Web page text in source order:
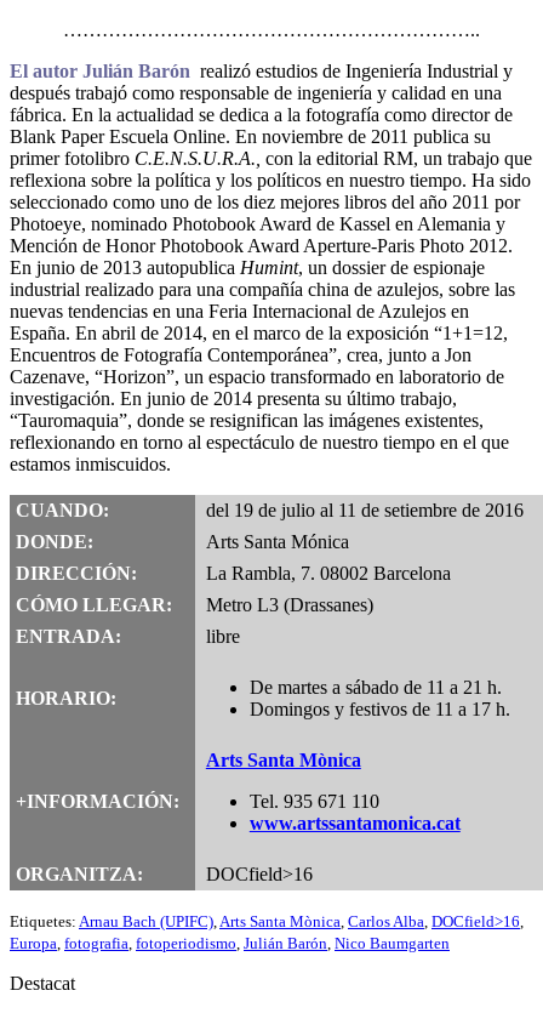
………………………………………………………..
El autor Julián Barón realizó estudios de Ingeniería Industrial y
después trabajó como responsable de ingeniería y calidad en una
fábrica. En la actualidad se dedica a la fotografía como director de
Blank Paper Escuela Online. En noviembre de 2011 publica su
primer fotolibro C.E.N.S.U.R.A., con la editorial RM, un trabajo que
reflexiona sobre la política y los políticos en nuestro tiempo. Ha sido
seleccionado como uno de los diez mejores libros del año 2011 por
Photoeye, nominado Photobook Award de Kassel en Alemania y
Mención de Honor Photobook Award Aperture-Paris Photo 2012.
En junio de 2013 autopublica Humint, un dossier de espionaje
industrial realizado para una compañía china de azulejos, sobre las
nuevas tendencias en una Feria Internacional de Azulejos en
España. En abril de 2014, en el marco de la exposición “1+1=12,
Encuentros de Fotografía Contemporánea”, crea, junto a Jon
Cazenave, “Horizon”, un espacio transformado en laboratorio de
investigación. En junio de 2014 presenta su último trabajo,
“Tauromaquia”, donde se resignifican las imágenes existentes,
reflexionando en torno al espectáculo de nuestro tiempo en el que
estamos inmiscuidos.
CUANDO:
del 19 de julio al 11 de setiembre de 2016
DONDE:
Arts Santa Mónica
DIRECCIÓN:
La Rambla, 7. 08002 Barcelona
CÓMO LLEGAR:
Metro L3 (Drassanes)
ENTRADA:
libre
HORARIO:
De martes a sábado de 11 a 21 h.
Domingos y festivos de 11 a 17 h.
+INFORMACIÓN:
Arts Santa Mònica
Tel. 935 671 110
www.artssantamonica.cat
ORGANITZA: DOCfield>16
Etiquetes: Arnau Bach (UPIFC) Arts Santa Mònica Carlos Alba DOCfield>16
Europa fotografia fotoperiodismo Julián Barón Nico Baumgarten
Destacat